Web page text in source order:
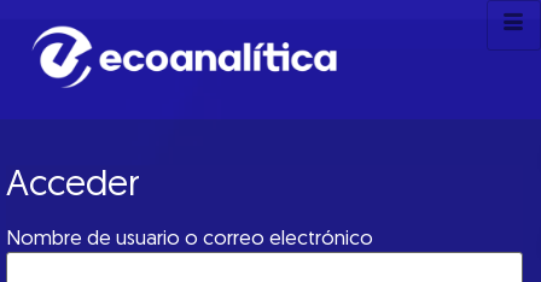
Acceder
Nombre de usuario o correo electrónico